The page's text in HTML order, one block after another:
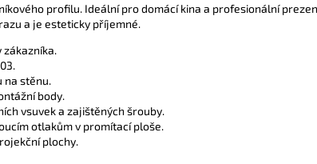
profilu. Ideální pro domácí kina a profesionální
a je esteticky příjemné.
zákazníka.
na stěnu.
body.
vsuvek a zajištěných šrouby.
otlakům v promítací ploše.
plochy.